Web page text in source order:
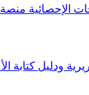
الإحصائية منصة
ودليل كتابة